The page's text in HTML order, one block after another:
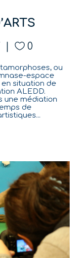
0
ou
espace
situation de
ALEDD.
une médiation
de